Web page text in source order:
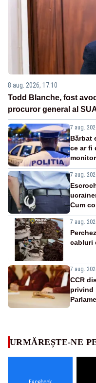
8 aug. 2026, 17:10
Todd Blanche, fost
procuror general al
7 aug.
Bărbat
ce ar fi
7 aug.
Cum
7 aug.
cabluri
7 aug.
CCR
privind
URMĂREȘTE-NE